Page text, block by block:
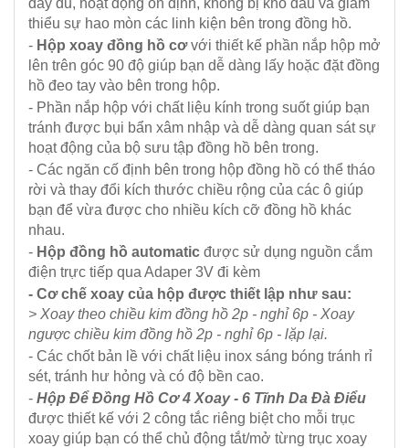
đầy đủ, hoạt động ổn định, không bị khô dầu và giảm
thiểu sự hao mòn các linh kiện bên trong đồng hồ.
- Hộp xoay đồng hồ cơvới thiết kế phần nắp hộp mở
lên trên góc 90 độ giúp bạn dễ dàng lấy hoặc đặt đồng
hồ đeo tay vào bên trong hộp.
- Phần nắp hộp với chất liệu kính trong suốt giúp bạn
tránh được bụi bẩn xâm nhập và dễ dàng quan sát sự
hoạt động của bộ sưu tập đồng hồ bên trong.
- Các ngăn cố định bên trong hộp đồng hồ có thể tháo
rời và thay đổi kích thước chiều rộng của các ô giúp
bạn để vừa được cho nhiều kích cỡ đồng hồ khác
nhau.
- Hộp đồng hồ automatic được sử dụng nguồn cắm
điện trực tiếp qua Adaper 3V đi kèm
- Cơ chế xoay của hộp được thiết lập như sau:
> Xoay theo chiều kim đồng hồ 2p - nghỉ 6p - Xoay
ngược chiều kim đồng hồ 2p - nghỉ 6p - lặp lại.
- Các chốt bản lề với chất liệu inox sáng bóng tránh rỉ
sét, tránh hư hỏng và có độ bền cao.
- Hộp Để Đồng Hồ Cơ 4 Xoay - 6 Tĩnh Da Đà Điểu
được thiết kế với 2 công tắc riêng biệt cho mỗi trục
xoay giúp bạn có thể chủ động tắt/mở từng trục xoay